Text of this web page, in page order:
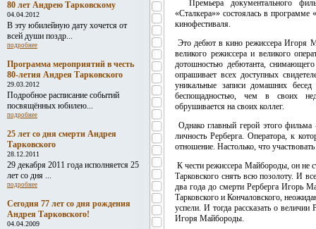
80 лет Андрею Тарковскому
04.04.2012
В эту юбилейную дату хочется от
всей души поздр...
подробнее
Программа мероприятий в честь
80-летия Андрея Тарковского
29.03.2012
Подробное расписание событий
посвящённых юбилею...
подробнее
25 лет со дня смерти Андрея
Тарковского
28.12.2011
29 декабря 2011 года исполняется 25
лет со дня ...
подробнее
Сегодня 77 лет со дня рождения
Андрея Тарковского!
04.04.2009
Премьера документального
«Сталкера»» состоялась в
кинофестиваля.
Это дебют в кино режиссера Игоря
великого режиссера и великого
дотошностью дебютанта,
опрашивает всех доступных
уникальные записи домашних
беспощадностью, чем в своих
обрушивается на своих коллег.
Однако главный герой этого
личность Рерберга. Оператора, к
отношение. Настолько, что
К чести режиссера Майбороды, он не
Тарковского снять всю позолоту. И
два года до смерти Рерберга Игорь
Тарковского и Кончаловского,
успели. И тогда рассказать о
Игоря Майбороды.